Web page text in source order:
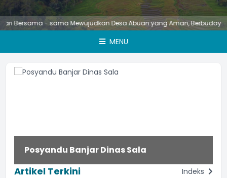
- sama Mewujudkan Desa Abuan yang Aman, Berbudaya, Unggul,
MENU
Posyandu Banjar Dinas Sala
Kauh, Wujud Kepedulian terhadap
Kesehatan Lansia
Artikel Terkini Indeks